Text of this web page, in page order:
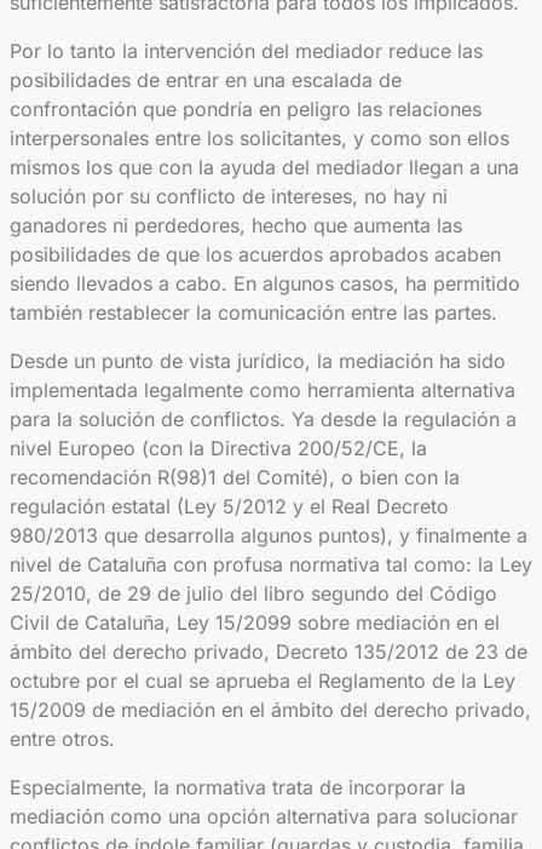
Por lo tanto la intervención del mediador reduce las
posibilidades de entrar en una escalada de
confrontación que pondría en peligro las relaciones
interpersonales entre los solicitantes, y como son ellos
mismos los que con la ayuda del mediador llegan a una
solución por su conflicto de intereses, no hay ni
ganadores ni perdedores, hecho que aumenta las
posibilidades de que los acuerdos aprobados acaben
siendo llevados a cabo. En algunos casos, ha permitido
también restablecer la comunicación entre las partes.
Desde un punto de vista jurídico, la mediación ha sido
implementada legalmente como herramienta alternativa
para la solución de conflictos. Ya desde la regulación a
nivel Europeo (con la Directiva 200/52/CE, la
recomendación R(98)1 del Comité), o bien con la
regulación estatal (Ley 5/2012 y el Real Decreto
980/2013 que desarrolla algunos puntos), y finalmente a
nivel de Cataluña con profusa normativa tal como: la Ley
25/2010, de 29 de julio del libro segundo del Código
Civil de Cataluña, Ley 15/2099 sobre mediación en el
ámbito del derecho privado, Decreto 135/2012 de 23 de
octubre por el cual se aprueba el Reglamento de la Ley
15/2009 de mediación en el ámbito del derecho privado,
entre otros.
Especialmente, la normativa trata de incorporar la
mediación como una opción alternativa para solucionar